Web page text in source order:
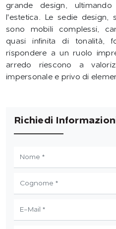
grande design,
l'estetica. Le sedie design,
sono mobili complessi,
quasi infinita di tonalità,
rispondere a un ruolo
arredo riescono a
impersonale e privo di
Richiedi